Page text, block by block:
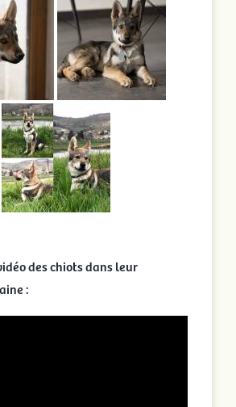
des chiots dans leur
: